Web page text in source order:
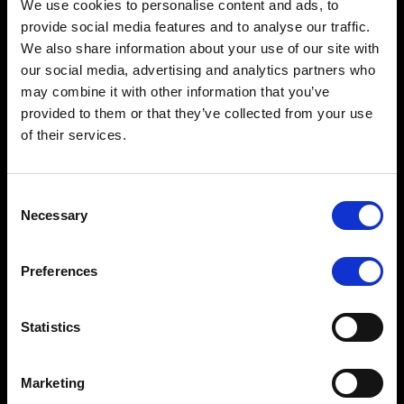
We use cookies to personalise content and ads, to
provide social media features and to analyse our traffic.
We also share information about your use of our site with
our social media, advertising and analytics partners who
may combine it with other information that you’ve
provided to them or that they’ve collected from your use
of their services.
Selection
Necessary
Preferences
Statistics
Marketing
Podczas pierwszego seminarium internetowego z serii
2022-2023 James Luckhurst rozmawia z Simonem
Turnerem, Markiem Cartwrightem i Brynem Brookerem o
informowaniu kierowców o […]